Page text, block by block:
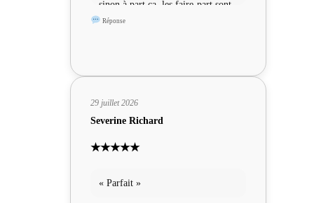
sinon à part ça, les faire-part sont
sympas »
Réponse
29 juillet 2026
Severine Richard
★★★★★
« Parfait »